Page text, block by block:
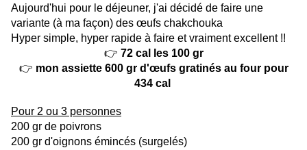
Aujourd'hui pour le déjeuner, j'ai décidé de faire une
variante (à ma façon) des œufs chakchouka
Hyper simple, hyper rapide à faire et vraiment excellent !!
👉 72 cal les 100 gr
👉 mon assiette 600 gr d'œufs gratinés au four pour
434 cal
Pour 2 ou 3 personnes
200 gr de poivrons
200 gr d'oignons émincés (surgelés)